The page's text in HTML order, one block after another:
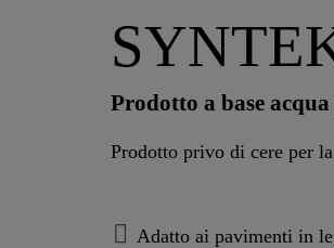
Prodotto a base
Prodotto privo di cere per
Adatto ai pavimenti in